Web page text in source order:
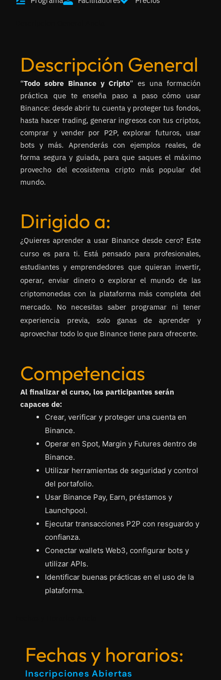
Descripción General
“Todo sobre Binance y Cripto” es una formación
práctica que te enseña paso a paso cómo usar
Binance: desde abrir tu cuenta y proteger tus fondos,
hasta hacer trading, generar ingresos con tus criptos,
comprar y vender por P2P, explorar futuros, usar
bots y más. Aprenderás con ejemplos reales, de
forma segura y guiada, para que saques el máximo
provecho del ecosistema cripto más popular del
mundo.
Dirigido a:
¿Quieres aprender a usar Binance desde cero? Este
curso es para ti. Está pensado para profesionales,
estudiantes y emprendedores que quieran invertir,
operar, enviar dinero o explorar el mundo de las
criptomonedas con la plataforma más completa del
mercado. No necesitas saber programar ni tener
experiencia previa, solo ganas de aprender y
aprovechar todo lo que Binance tiene para ofrecerte.
Competencias
Al finalizar el curso, los participantes serán
capaces de:
Crear, verificar y proteger una cuenta en
Binance.
Operar en Spot, Margin y Futures dentro de
Binance.
Utilizar herramientas de seguridad y control
del portafolio.
Usar Binance Pay, Earn, préstamos y
Launchpool.
Ejecutar transacciones P2P con resguardo y
confianza.
Conectar wallets Web3, configurar bots y
utilizar APIs.
Identificar buenas prácticas en el uso de la
plataforma.
Fechas y horarios:
Inscripciones Abiertas